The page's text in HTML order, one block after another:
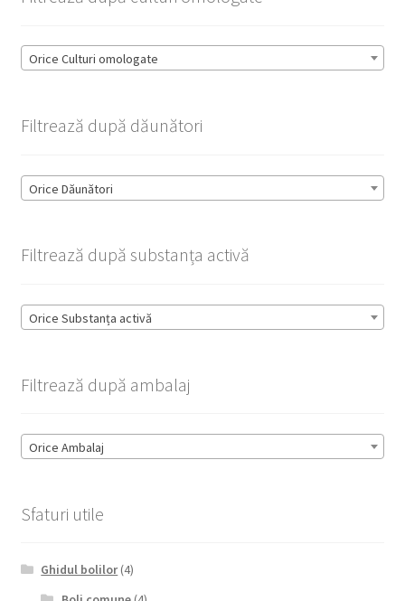
Orice Culturi omologate
Filtrează după dăunători
Orice Dăunători
Filtrează după substanța activă
Orice Substanța activă
Filtrează după ambalaj
Orice Ambalaj
Sfaturi utile
Ghidul bolilor(4)